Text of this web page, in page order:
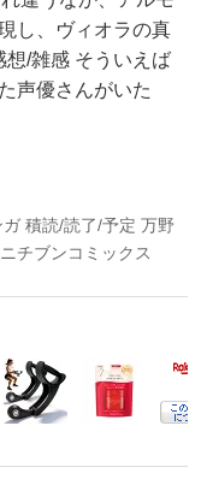
し、ヴィオラの真
想/雑感 そういえば
声優さんがいた
ガ 積読/読了/予定 万野
ニチブンコミックス